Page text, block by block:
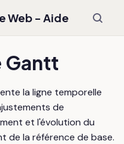
Web - Aide
Gantt
la ligne temporelle
de
et l'évolution du
de la référence de base.